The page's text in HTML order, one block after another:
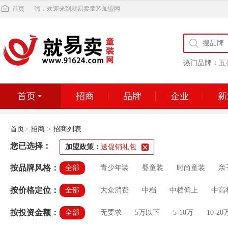
首页 嗨，欢迎来到就易卖童装加盟网
热门品牌： 五
首页 招商 品牌 企业
首页> 招商 > 招商列表
您已选择： 加盟政策： 送促销礼包
按品牌风格： 全部 青少年装 婴童装 时尚童装 亲
按价格定位： 全部 大众消费 中档 中档偏上 中高
按投资金额： 全部 无要求 5万以下 5-10万 10-20